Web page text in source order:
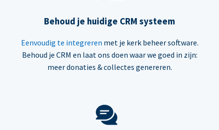
Behoud je huidige CRM systeem
Eenvoudig te integreren met je kerk beheer software.
Behoud je CRM en laat ons doen waar we goed in zijn:
meer donaties & collectes genereren.